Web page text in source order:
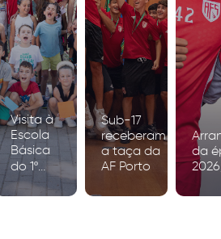
Visita à
Escola
Básica
do 1º
Ciclo de
Igreja
Sub-17
receberam
a taça da
AF Porto
da